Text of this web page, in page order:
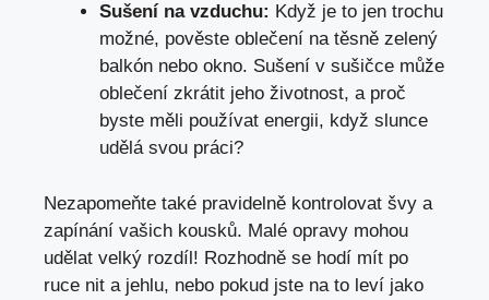
Sušení na vzduchu: Když je to jen trochu
možné, pověste oblečení na těsně zelený
balkón nebo okno. Sušení v sušičce může
oblečení zkrátit jeho životnost, a proč
byste měli používat energii, když slunce
udělá svou práci?
Nezapomeňte také pravidelně kontrolovat švy a
zapínání vašich kousků. Malé opravy mohou
udělat velký rozdíl! Rozhodně se hodí mít po
ruce nit a jehlu, nebo pokud jste na to leví jako